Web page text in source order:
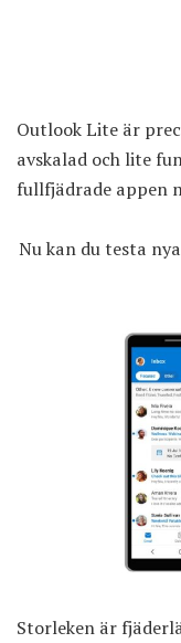
Outlook Lite är
avskalad och lite
fullfjädrade appen
Nu kan du testa
Storleken är